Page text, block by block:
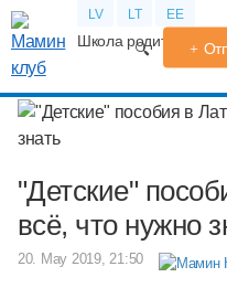
LV LT EE
Школа родителей
"Детские"
всё, что нужно
20. May 2019, 21:50